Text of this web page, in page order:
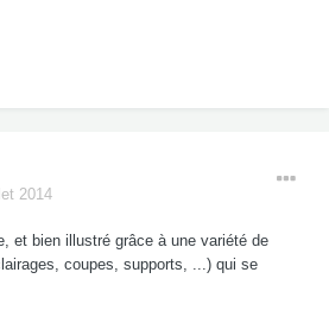
2014
et bien illustré grâce à une variété de
coupes, supports, ...) qui se